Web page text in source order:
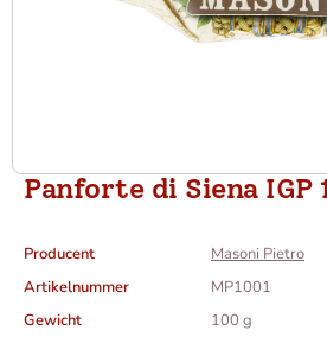
Panforte di Siena IGP
Producent
Masoni Pietro
Artikelnummer
MP1001
Gewicht
100 g